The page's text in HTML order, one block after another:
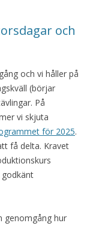
och
och vi håller på
(börjar
På
vi skjuta
för 2025.
få delta. Kravet
genomgång hur